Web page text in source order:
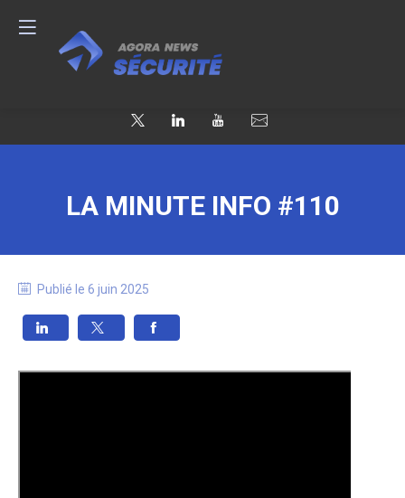
LA MINUTE INFO #110
Publié le 6 juin 2025